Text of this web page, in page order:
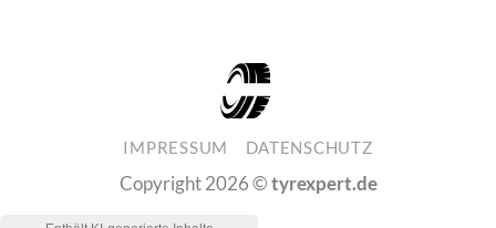
IMPRESSUM DATENSCHUTZ
Copyright 2026 ©tyrexpert.de